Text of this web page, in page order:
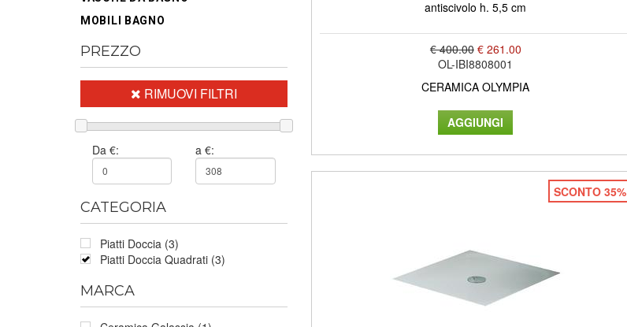
MOBILI BAGNO
PREZZO
RIMUOVI FILTRI
Da €: a €:
CATEGORIA
Piatti Doccia (3)
Piatti Doccia Quadrati (3)
MARCA
antiscivolo h. 5,5 cm
€ 400.00 € 261.00
OL-IBI8808001
CERAMICA OLYMPIA
SCONTO 35%